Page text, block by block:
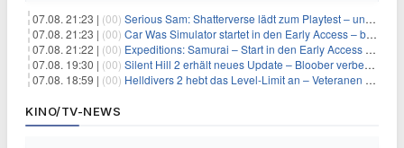
07.08. 21:23 | (00) Serious Sam: Shatterverse lädt zum Playtest – und erscheint schon bald!
07.08. 21:23 | (00) Car Was Simulator startet in den Early Access – bald gehts los!
07.08. 21:22 | (00) Expeditions: Samurai – Start in den Early Access ab heute im feudalen Japan
07.08. 19:30 | (00) Silent Hill 2 erhält neues Update – Bloober verbessert Grafik und Performance
07.08. 18:59 | (00) Helldivers 2 hebt das Level-Limit an – Veteranen können endlich weiter aufsteigen
KINO/TV-NEWS